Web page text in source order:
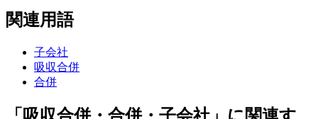
関連用語
子会社
吸収合併
合併